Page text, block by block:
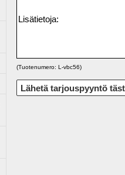
(Tuotenumero: L-vbc56)